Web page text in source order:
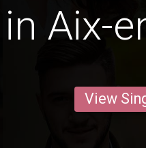
Aix-
View